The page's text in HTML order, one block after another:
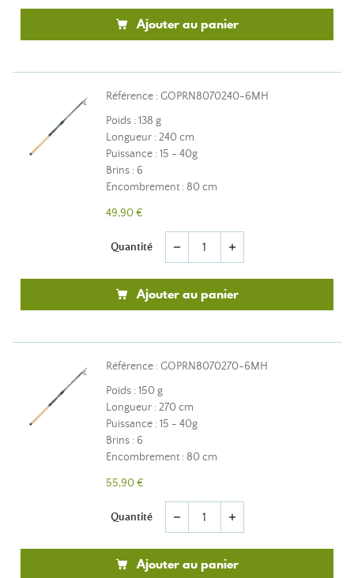
Ajouter au panier
Référence : GOPRN8070240-6MH
Poids : 138 g
Longueur : 240 cm
Puissance : 15 - 40g
Brins : 6
Encombrement : 80 cm
49,90 €
Quantité remove add
Ajouter au panier
Référence : GOPRN8070270-6MH
Poids : 150 g
Longueur : 270 cm
Puissance : 15 - 40g
Brins : 6
Encombrement : 80 cm
55,90 €
Quantité remove add
Ajouter au panier